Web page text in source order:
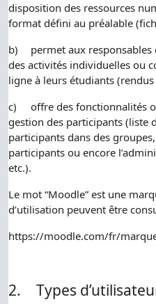
disposition des ressources
format défini au préalable
b)
permet aux responsables
des activités individuelles ou
ligne à leurs étudiants
c)
offre des fonctionnalités
gestion des participants (liste
participants dans des
participants ou encore
etc.).
Le mot “Moodle” est une
d’utilisation peuvent être
https://moodle.com/fr/
2. Types